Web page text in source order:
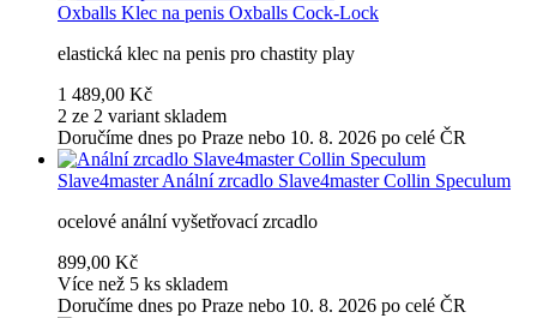
Oxballs Klec na penis Oxballs Cock-Lock
elastická klec na penis pro chastity play
1 489,00 Kč
2 ze 2 variant skladem
Doručíme dnes po Praze nebo 10. 8. 2026 po celé ČR
Slave4master Anální zrcadlo Slave4master Collin Speculum
ocelové anální vyšetřovací zrcadlo
899,00 Kč
Více než 5 ks skladem
Doručíme dnes po Praze nebo 10. 8. 2026 po celé ČR